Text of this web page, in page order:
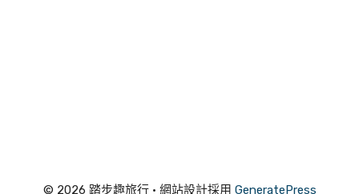
© 2026 踏步趣旅行• 網站設計採用 GeneratePress